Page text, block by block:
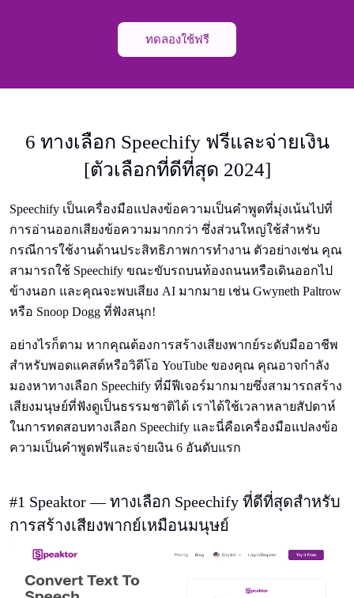
ทดลองใช้ฟรี
6 ทางเลือก Speechify ฟรีและจ่ายเงิน
[ตัวเลือกที่ดีที่สุด 2024]
Speechify เป็นเครื่องมือแปลงข้อความเป็นคําพูดที่มุ่งเน้นไปที่
การอ่านออกเสียงข้อความมากกว่า ซึ่งส่วนใหญ่ใช้สําหรับ
กรณีการใช้งานด้านประสิทธิภาพการทํางาน ตัวอย่างเช่น คุณ
สามารถใช้ Speechify ขณะขับรถบนท้องถนนหรือเดินออกไป
ข้างนอก และคุณจะพบเสียง AI มากมาย เช่น Gwyneth Paltrow
หรือ Snoop Dogg ที่ฟังสนุก!
อย่างไรก็ตาม หากคุณต้องการสร้างเสียงพากย์ระดับมืออาชีพ
สําหรับพอดแคสต์หรือวิดีโอ YouTube ของคุณ คุณอาจกําลัง
มองหาทางเลือก Speechify ที่มีฟีเจอร์มากมายซึ่งสามารถสร้าง
เสียงมนุษย์ที่ฟังดูเป็นธรรมชาติได้ เราได้ใช้เวลาหลายสัปดาห์
ในการทดสอบทางเลือก Speechify และนี่คือเครื่องมือแปลงข้อ
ความเป็นคําพูดฟรีและจ่ายเงิน 6 อันดับแรก
#1 Speaktor — ทางเลือก Speechify ที่ดีที่สุดสําหรับ
การสร้างเสียงพากย์เหมือนมนุษย์